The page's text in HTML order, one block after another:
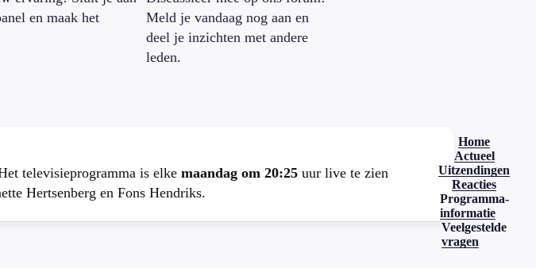
en maak het
Meld je vandaag nog aan en
deel je inzichten met andere
leden.
televisieprogramma is elke maandag om 20:25 uur live te zien
Hertsenberg en Fons Hendriks.
Home
Actueel
Uitzendingen
Reacties
Programma-
informatie
Veelgestelde
vragen